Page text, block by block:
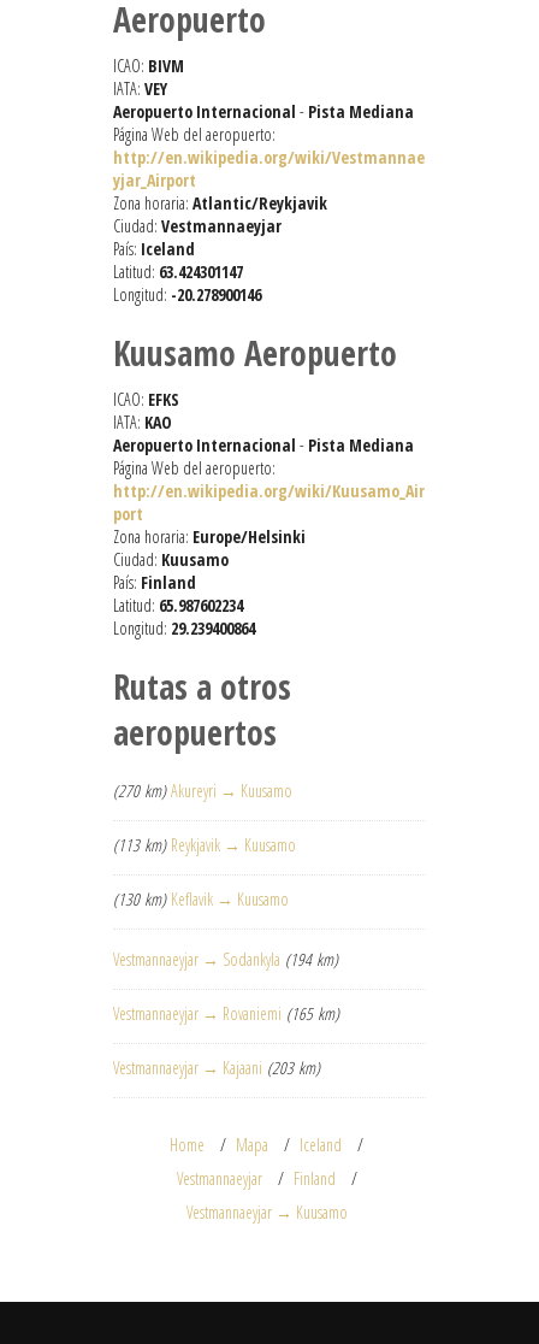
Aeropuerto
ICAO: BIVM
IATA: VEY
Aeropuerto Internacional - Pista Mediana
Página Web del aeropuerto:
http://en.wikipedia.org/wiki/Vestmannae
yjar_Airport
Zona horaria: Atlantic/Reykjavik
Ciudad: Vestmannaeyjar
País: Iceland
Latitud: 63.424301147
Longitud: -20.278900146
Kuusamo Aeropuerto
ICAO: EFKS
IATA: KAO
Aeropuerto Internacional - Pista Mediana
Página Web del aeropuerto:
http://en.wikipedia.org/wiki/Kuusamo_Air
port
Zona horaria: Europe/Helsinki
Ciudad: Kuusamo
País: Finland
Latitud: 65.987602234
Longitud: 29.239400864
Rutas a otros
aeropuertos
(270 km) Akureyri → Kuusamo
(113 km) Reykjavik → Kuusamo
(130 km) Keflavik → Kuusamo
Vestmannaeyjar → Sodankyla (194 km)
Vestmannaeyjar → Rovaniemi (165 km)
Vestmannaeyjar → Kajaani (203 km)
Home Mapa
Iceland
Vestmannaeyjar
Finland
Vestmannaeyjar → Kuusamo